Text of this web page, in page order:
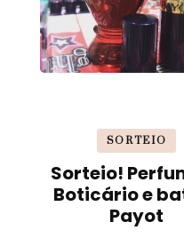
SORTEIO
Sorteio!
Boticário e
Payot